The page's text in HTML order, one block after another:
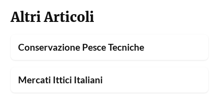
Altri Articoli
Conservazione Pesce Tecniche
Mercati Ittici Italiani